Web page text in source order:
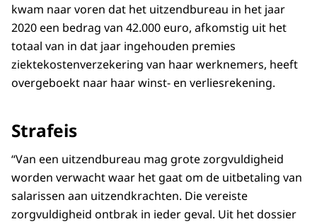
kwam naar voren dat het uitzendbureau in het jaar
2020 een bedrag van 42.000 euro, afkomstig uit het
totaal van in dat jaar ingehouden premies
ziektekostenverzekering van haar werknemers, heeft
overgeboekt naar haar winst- en verliesrekening.
Strafeis
“Van een uitzendbureau mag grote zorgvuldigheid
worden verwacht waar het gaat om de uitbetaling van
salarissen aan uitzendkrachten. Die vereiste
zorgvuldigheid ontbrak in ieder geval. Uit het dossier